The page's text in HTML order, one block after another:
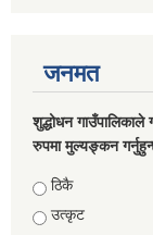
जनमत
शुद्धोधन
रुपमा मुल्यङ्कन
Choices
ठिकै
उत्कृट